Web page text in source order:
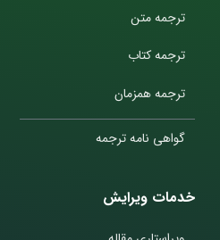
ترجمه متن
ترجمه کتاب
ترجمه همزمان
گواهی نامه ترجمه
خدمات ویرایش